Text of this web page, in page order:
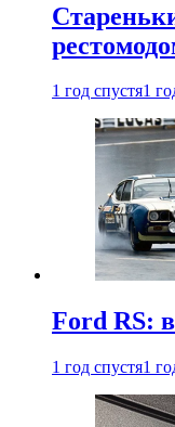
1 год спустя1
Ford RS:
1 год спустя1